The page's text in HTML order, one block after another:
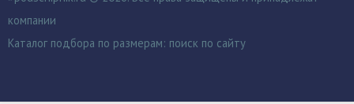
компании
Каталог подбора по размерам: поиск по сайту